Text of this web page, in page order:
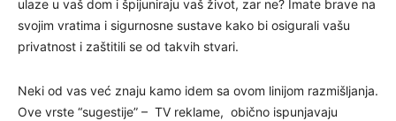
ulaze u vaš dom i špijuniraju vaš život, zar ne? Imate brave na
svojim vratima i sigurnosne sustave kako bi osigurali vašu
privatnost i zaštitili se od takvih stvari.
Neki od vas već znaju kamo idem sa ovom linijom razmišljanja.
Ove vrste “sugestije” – TV reklame, obično ispunjavaju